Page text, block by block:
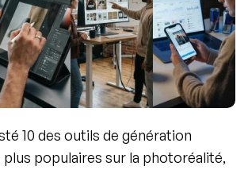
10 des outils de génération
plus populaires sur la photoréalité,